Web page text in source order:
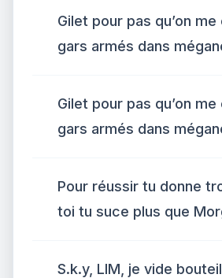
Gilet pour pas qu’on
gars armés dans
Gilet pour pas qu’on
gars armés dans
Pour réussir tu donne
toi tu suce plus que
S.k.y, LIM, je vide